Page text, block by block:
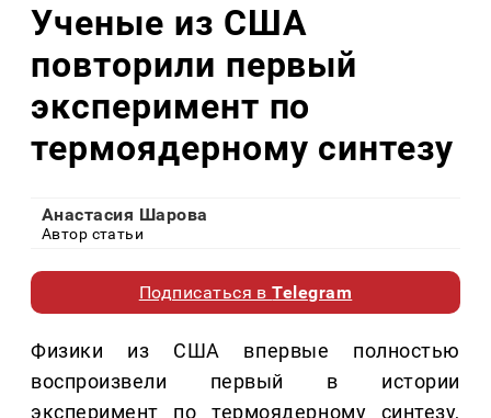
Ученые из США
повторили первый
эксперимент по
термоядерному синтезу
Анастасия Шарова
Автор статьи
Подписаться вTelegram
Физики из США впервые полностью
воспроизвели первый в истории
эксперимент по термоядерному синтезу,